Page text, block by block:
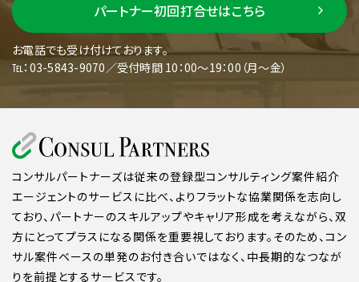
パートナー初回打合せはこちら
お電話でも受け付けております。
℡：03-5843-9070／受付時間 10：00～19：00（月～金）
コンサルパートナーズは従来の登録型コンサルティング案件紹介
エージェントのサービスに比べ、よりフラットな協業関係を志向し
ており、パートナーのスキルアップやキャリア形成を考えながら、双
方にとってプラスになる関係を重要視しております。そのため、コン
サル案件ベースの単発のお付き合いではなく、中長期的なつなが
りを前提とするサービスです。